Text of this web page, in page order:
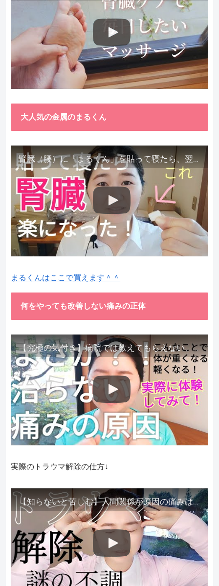
大人気の金属のまるくん
腎臓（腰）に「まるくん」を貼って寝たら、翌朝めちゃ楽でびっくりしました。腎臓叩いても痛くない！【お客様の声を試してみた】
まるくんはここで買えます＾＾
何をやっても改善しない痛みの正体
【究極の気付き】病院では教えてもらえない、その長年悩んできた痛み、症状、どうして治らないのか？痛みの正体、実際に今すぐ試して知ってほしい。
実際のトラウマ解除の仕方↓
【知らないと苦しむ】人間関係が原因の痛みはトラウマ解除が必須。病院に行っても原因不明で治らない不調はこれをしてからケアしてみてください。